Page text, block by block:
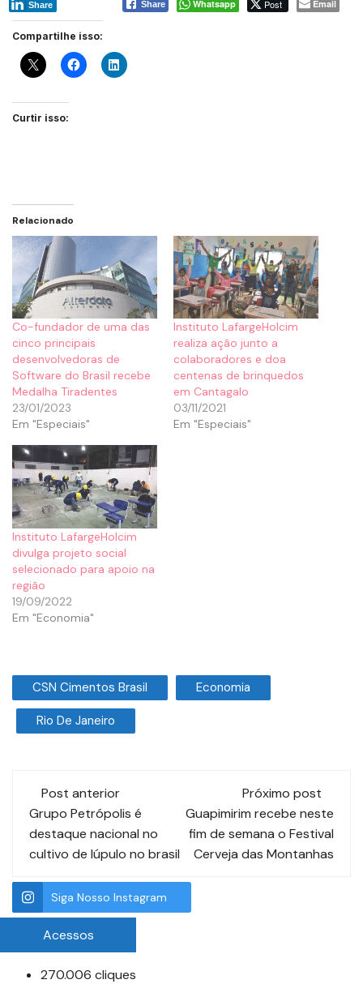
Share Whatsapp Post Email
Share
Compartilhe isso:
Curtir isso:
Relacionado
Co-fundador de uma das
cinco principais
desenvolvedoras de
Software do Brasil recebe
Medalha Tiradentes
23/01/2023
Em "Especiais"
Instituto LafargeHolcim
realiza ação junto a
colaboradores e doa
centenas de brinquedos
em Cantagalo
03/11/2021
Em "Especiais"
Instituto LafargeHolcim
divulga projeto social
selecionado para apoio na
região
19/09/2022
Em "Economia"
CSN Cimentos Brasil Economia
Rio De Janeiro
Post anterior
Grupo Petrópolis é
destaque nacional no
cultivo de lúpulo no brasil
Próximo post
Guapimirim recebe neste
fim de semana o Festival
Cerveja das Montanhas
Siga Nosso Instagram
Acessos
270.006 cliques